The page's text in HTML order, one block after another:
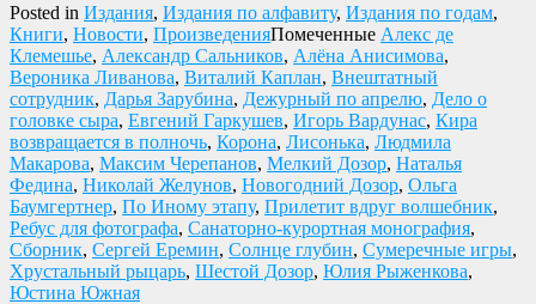
Posted in Издания, Издания по алфавиту, Издания по годам,
Книги, Новости, ПроизведенияПомеченные Алекс де
Клемешье, Александр Сальников, Алёна Анисимова,
Вероника Ливанова, Виталий Каплан, Внештатный
сотрудник, Дарья Зарубина, Дежурный по апрелю, Дело о
головке сыра, Евгений Гаркушев, Игорь Вардунас, Кира
возвращается в полночь, Корона, Лисонька, Людмила
Макарова, Максим Черепанов, Мелкий Дозор, Наталья
Федина, Николай Желунов, Новогодний Дозор, Ольга
Баумгертнер, По Иному этапу, Прилетит вдруг волшебник,
Ребус для фотографа, Санаторно-курортная монография,
Сборник, Сергей Еремин, Солнце глубин, Сумеречные игры,
Хрустальный рыцарь, Шестой Дозор, Юлия Рыженкова,
Юстина Южная